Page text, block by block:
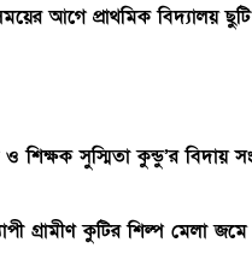
আগে প্রাথমিক বিদ্যালয় ছুটি
শিক্ষক সুস্মিতা কুন্ডু’র বিদায়
গ্রামীণ কুটির শিল্প মেলা